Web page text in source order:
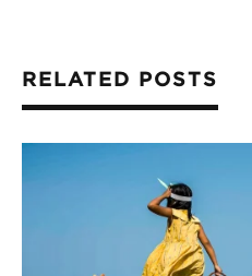
RELATED POSTS